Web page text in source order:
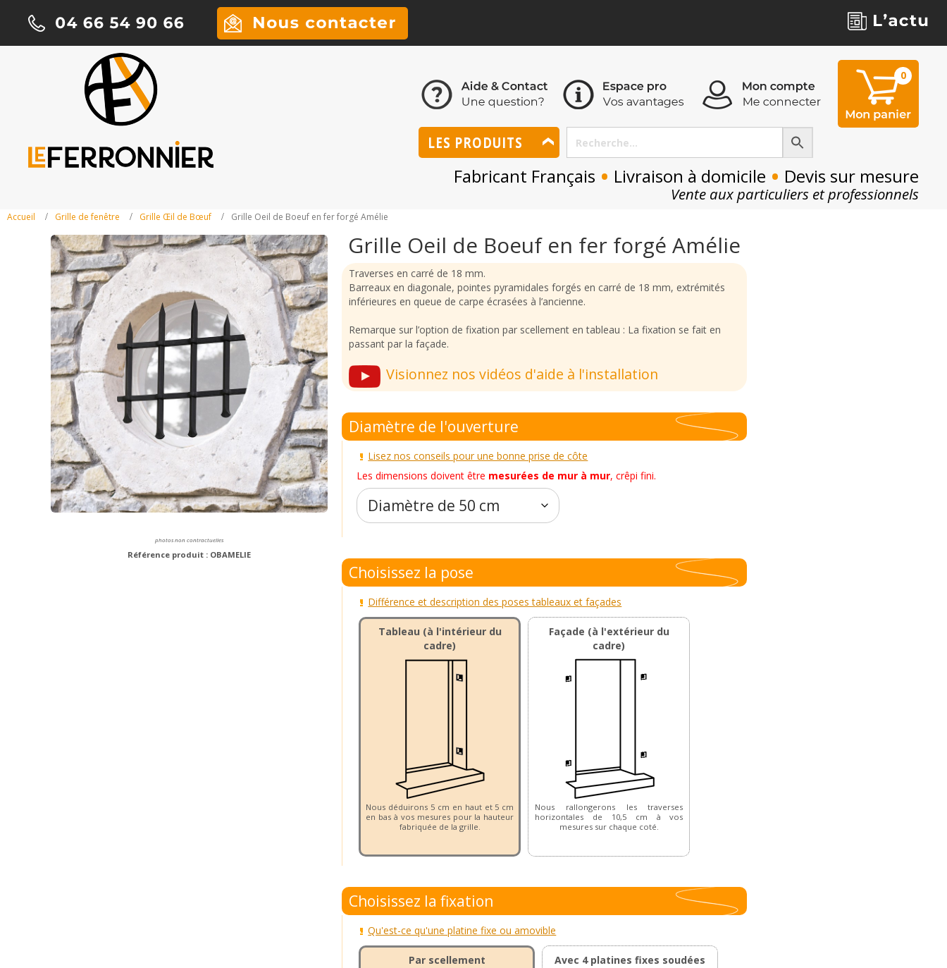
0
0
LES PRODUITS
Fabricant Français • Livraison à domicile • Devis sur mesure
Vente aux particuliers et professionnels
Accueil Grille de fenêtre Grille Œil de Bœuf Grille Oeil de Boeuf en fer forgé Amélie
photos non contractuelles
Référence produit : OBAMELIE
Grille Oeil de Boeuf en fer forgé Amélie
Traverses en carré de 18 mm.
Barreaux en diagonale, pointes pyramidales forgés en carré de 18 mm, extrémités
inférieures en queue de carpe écrasées à l’ancienne.
Remarque sur l’option de fixation par scellement en tableau : La fixation se fait en
passant par la façade.
Visionnez nos vidéos d'aide à l'installation
Diamètre de l'ouverture
Lisez nos conseils pour une bonne prise de côte
Les dimensions doivent être mesurées de mur à mur, crêpi fini.
Choisissez la pose
Différence et description des poses tableaux et façades
Tableau (à l'intérieur du
cadre)
Nous déduirons 5 cm en haut et 5 cm
en bas à vos mesures pour la hauteur
fabriquée de la grille.
Façade (à l'extérieur du
cadre)
Nous rallongerons les traverses
horizontales de 10,5 cm à vos
mesures sur chaque coté.
Choisissez la fixation
Qu'est-ce qu'une platine fixe ou amovible
Par scellement Avec 4 platines fixes soudées